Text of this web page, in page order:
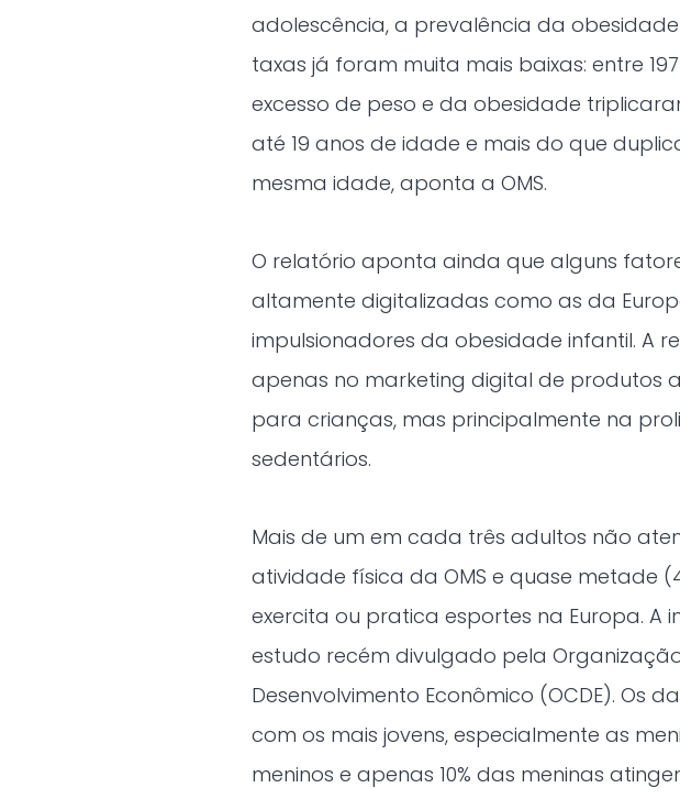
adolescência, a prevalência da
taxas já foram muita mais baixas: entre
excesso de peso e da obesidade
até 19 anos de idade e mais do que
mesma idade, aponta a OMS.
O relatório aponta ainda que alguns
altamente digitalizadas como as da
impulsionadores da obesidade infantil. A
apenas no marketing digital de produtos
para crianças, mas principalmente na
sedentários.
Mais de um em cada três adultos não
atividade física da OMS e quase metade
exercita ou pratica esportes na Europa.
estudo recém divulgado pela
Desenvolvimento Econômico (OCDE). Os
com os mais jovens, especialmente as
meninos e apenas 10% das meninas